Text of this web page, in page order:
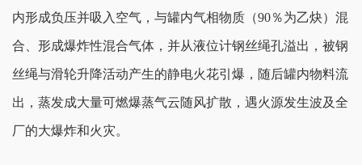
内形成负压并吸入空气，与罐内气相物质（90％为乙炔）混
合、形成爆炸性混合气体，并从液位计钢丝绳孔溢出，被钢
丝绳与滑轮升降活动产生的静电火花引爆，随后罐内物料流
出，蒸发成大量可燃爆蒸气云随风扩散，遇火源发生波及全
厂的大爆炸和火灾。